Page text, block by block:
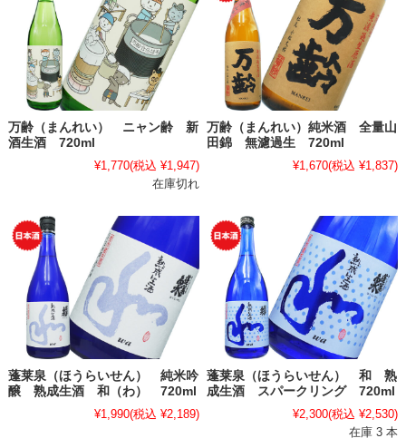
万齢（まんれい） ニャン齢 新
酒生酒 720ml
¥1,770(税込 ¥1,947)
在庫切れ
万齢（まんれい）純米酒 全量山
田錦 無濾過生 720ml
¥1,670(税込 ¥1,837)
蓬莱泉（ほうらいせん） 純米吟
醸 熟成生酒 和（わ） 720ml
¥1,990(税込 ¥2,189)
蓬莱泉（ほうらいせん） 和 熟
成生酒 スパークリング 720ml
¥2,300(税込 ¥2,530)
在庫 3 本